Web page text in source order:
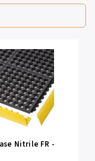
Nitrile FR -